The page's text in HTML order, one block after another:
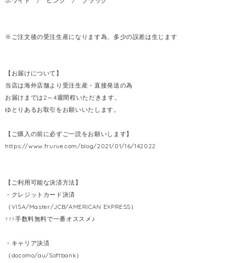
※ご注文後の受注生産になります為、多少の誤差は生じます
【お届けについて】
当店は海外店舗より受注生産・直接発送の為
お届けまでは2～4週間程いただきます。
ゆとりあるお取引をお願いいたします。
【ご購入の前に必ずご一読をお願いします】
https://www.frurue.com/blog/2021/01/16/142022
【ご利用可能な決済方法】
・クレジットカード決済
（VISA/Master/JCB/AMERICAN EXPRESS）
↑↑↑手数料無料で一番オススメ♪
・キャリア決済
（docomo/au/Softbank）